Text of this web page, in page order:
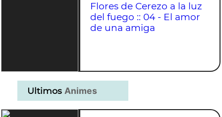
Flores de Cerezo a la luz
del fuego :: 04 - El amor
de una amiga
Ultimos Animes